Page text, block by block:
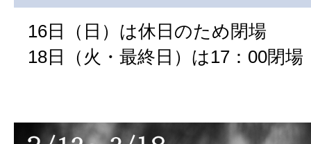
16日（日）は休日のため閉場
18日（火・最終日）は17：00閉場